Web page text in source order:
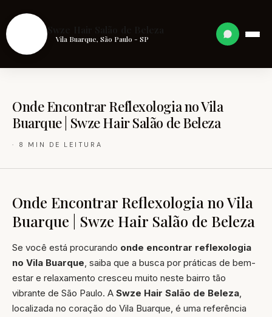
Vila Buarque, São Paulo - SP
Onde Encontrar Reflexologia no Vila
Buarque | Swze Hair Salão de Beleza
· 8 MIN DE LEITURA
Onde Encontrar Reflexologia no Vila
Buarque | Swze Hair Salão de Beleza
Se você está procurando onde encontrar reflexologia
no Vila Buarque, saiba que a busca por práticas de bem-
estar e relaxamento cresceu muito neste bairro tão
vibrante de São Paulo. A Swze Hair Salão de Beleza,
localizada no coração do Vila Buarque, é uma referência